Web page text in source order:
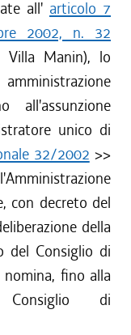
all' articolo 7
2002, n. 32
Villa Manin), lo
unico di
32/2002 >>
l'Amministrazione
con decreto del
della
del Consiglio di
fino alla
di